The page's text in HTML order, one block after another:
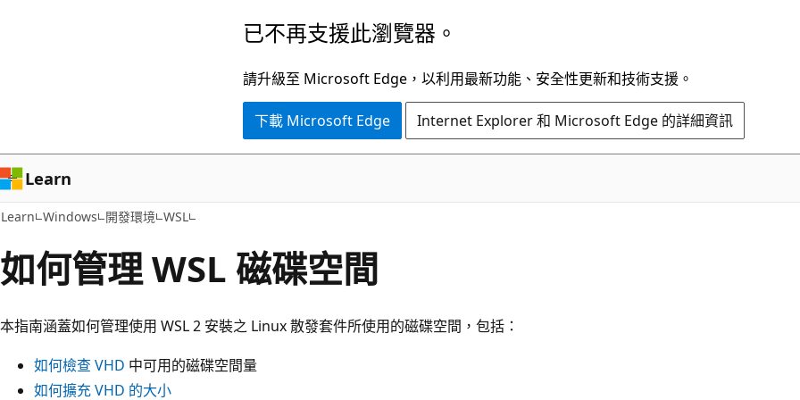
容
已不再支援此瀏覽器。
請升級至 Microsoft Edge，以利用最新功能、安全性更新和技術支援。
下載 Microsoft Edge Internet Explorer 和 Microsoft Edge 的詳細資訊
Learn
Learn Windows 開發環境 WSL
如何管理 WSL 磁碟空間
本指南涵蓋如何管理使用 WSL 2 安裝之 Linux 散發套件所使用的磁碟空間，包括：
如何檢查 VHD 中可用的磁碟空間量
如何擴充 VHD 的大小